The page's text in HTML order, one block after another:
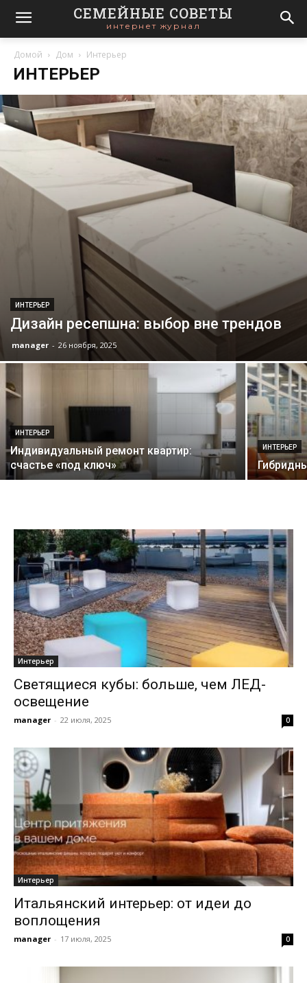
СЕМЕЙНЫЕ СОВЕТЫ
интернет журнал
Домой Дом Интерьер
ИНТЕРЬЕР
ИНТЕРЬЕР
Дизайн ресепшна: выбор вне трендов
manager - 26 ноября, 2025
ИНТЕРЬЕР
Индивидуальный ремонт квартир:
счастье «под ключ»
ИНТЕРЬЕР
Интерьер
Светящиеся кубы: больше, чем ЛЕД-
освещение
manager - 22 июля, 2025 0
Интерьер
Итальянский интерьер: от идеи до
воплощения
manager - 17 июля, 2025 0